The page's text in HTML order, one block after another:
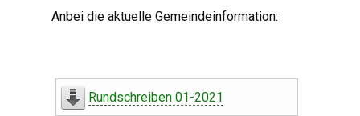
Anbei die aktuelle Gemeindeinformation:
Rundschreiben 01-2021